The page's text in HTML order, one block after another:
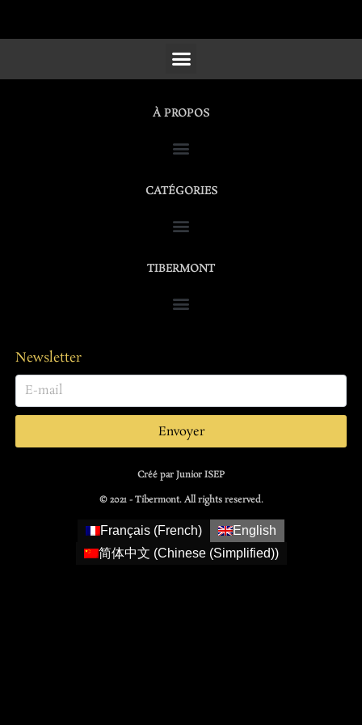
À PROPOS
CATÉGORIES
TIBERMONT
Newsletter
Envoyer
Créé par Junior ISEP
© 2021 - Tibermont. All rights reserved.
Français (French)
English
简体中文 (Chinese (Simplified))